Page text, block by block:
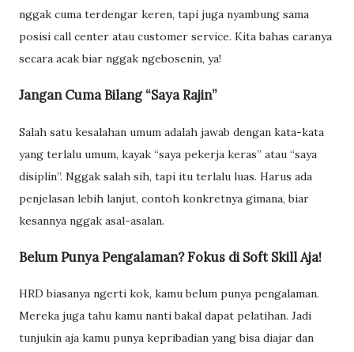
nggak cuma terdengar keren, tapi juga nyambung sama
posisi call center atau customer service. Kita bahas caranya
secara acak biar nggak ngebosenin, ya!
Jangan Cuma Bilang “Saya Rajin”
Salah satu kesalahan umum adalah jawab dengan kata-kata
yang terlalu umum, kayak “saya pekerja keras” atau “saya
disiplin”. Nggak salah sih, tapi itu terlalu luas. Harus ada
penjelasan lebih lanjut, contoh konkretnya gimana, biar
kesannya nggak asal-asalan.
Belum Punya Pengalaman? Fokus di Soft Skill Aja!
HRD biasanya ngerti kok, kamu belum punya pengalaman.
Mereka juga tahu kamu nanti bakal dapat pelatihan. Jadi
tunjukin aja kamu punya kepribadian yang bisa diajar dan